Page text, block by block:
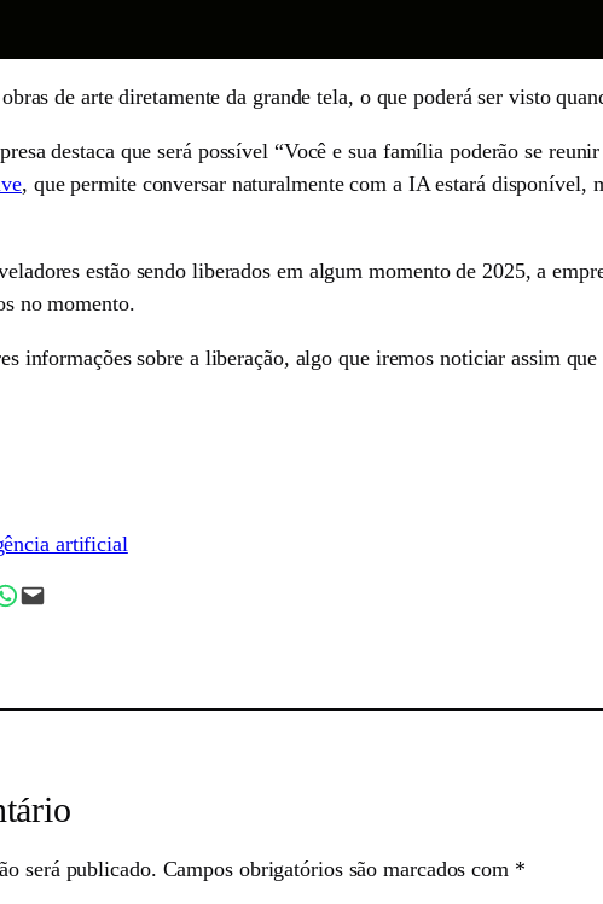
de arte diretamente da grande tela, o que poderá ser visto
destaca que será possível “Você e sua família poderão se
, que permite conversar naturalmente com a IA estará disponível,
estão sendo liberados em algum momento de 2025, a
no momento.
informações sobre a liberação, algo que iremos noticiar assim que
artificial
Pinterest
on WhatsApp
Email this Page
será publicado. Campos obrigatórios são marcados com *